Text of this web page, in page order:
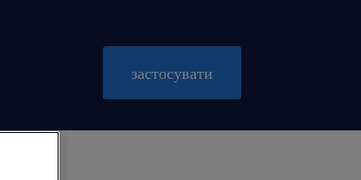
застосувати